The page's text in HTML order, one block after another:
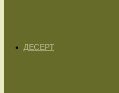
ДЕСЕРТ